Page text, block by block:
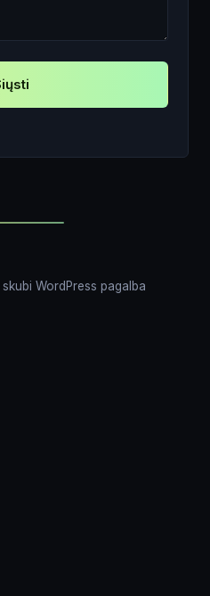
WordPress pagalba